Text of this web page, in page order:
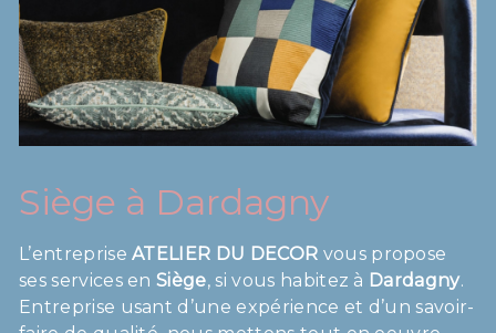
Siège à Dardagny
L’entrepriseATELIER DU DECOR vous propose
ses services enSiège, si vous habitez à Dardagny.
Entreprise usant d’une expérience et d’un savoir-